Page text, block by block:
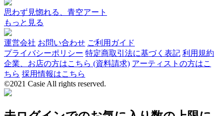
思わず見惚れる、青空アート
もっと見る
運営会社 お問い合わせ ご利用ガイド
プライバシーポリシー 特定商取引法に基づく表記 利用規約
企業、お店の方はこちら (資料請求) アーティストの方はこ
ちら 採用情報はこちら
©2021 Casie All rights reserved.